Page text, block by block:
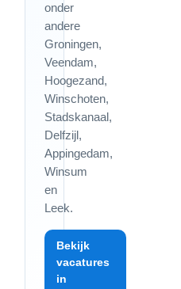
onder
andere
Groningen,
Veendam,
Hoogezand,
Winschoten,
Stadskanaal,
Delfzijl,
Appingedam,
Winsum
en
Leek.
Bekijk
vacatures
in